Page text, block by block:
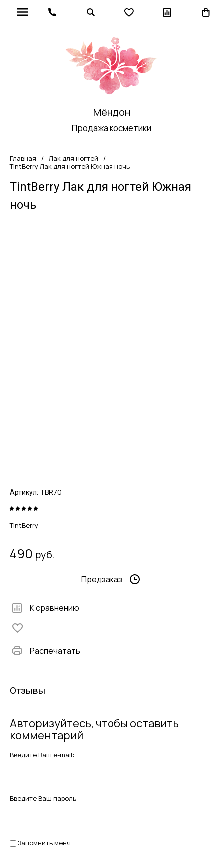
Мёндон
Продажа косметики
Главная / Лак для ногтей
/
TintBerry Лак для ногтей Южная ночь
TintBerry Лак для ногтей Южная
ночь
Артикул: TBR70
TintBerry
490 руб.
Предзаказ
К сравнению
Распечатать
Отзывы
Авторизуйтесь, чтобы оставить
комментарий
Введите Ваш e-mail:
Введите Ваш пароль:
Запомнить меня